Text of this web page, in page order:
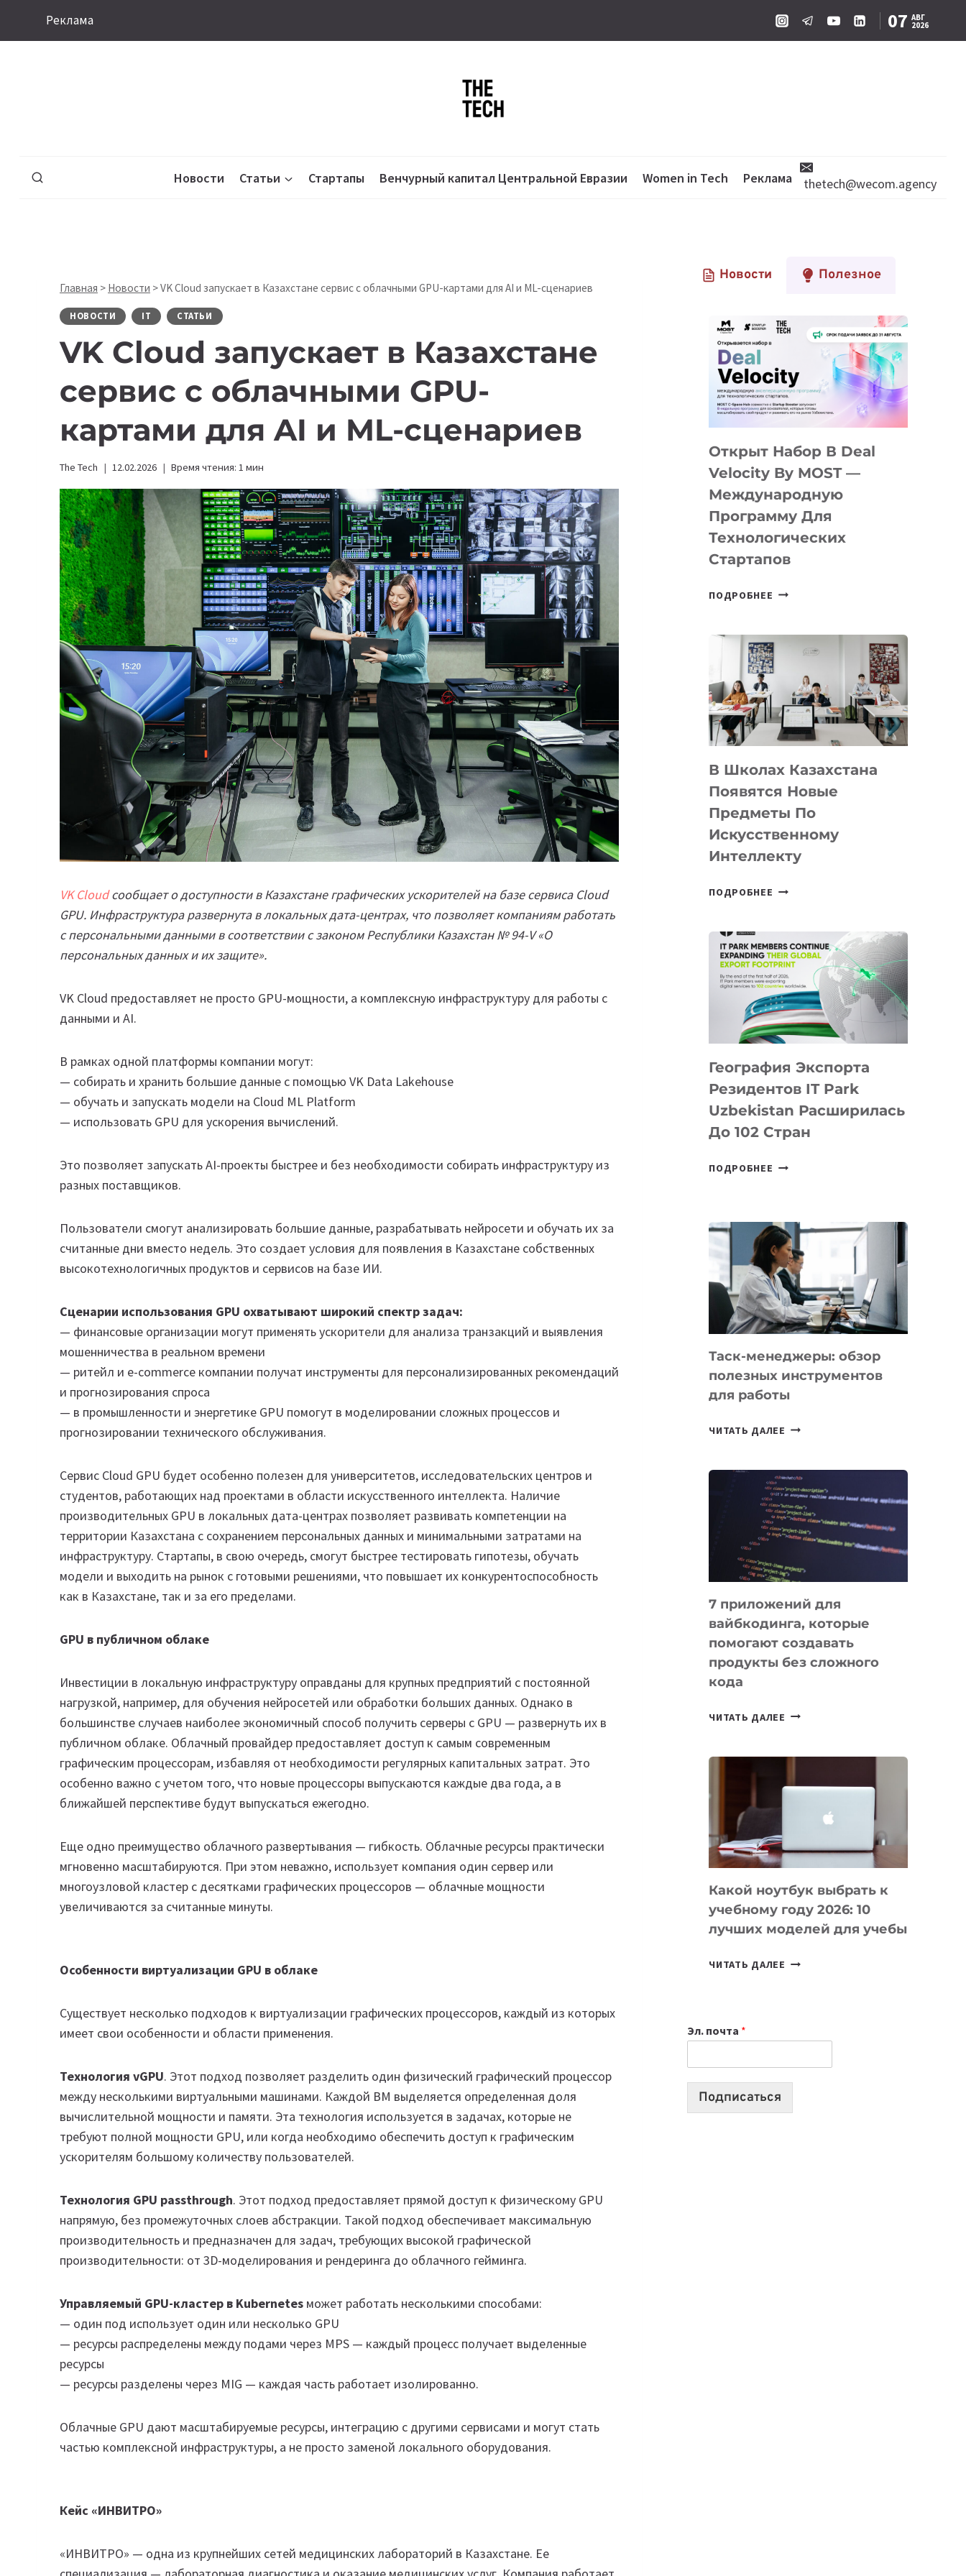
Реклама 07 АВГ
2026
Новости Статьи Стартапы Венчурный капитал Центральной Евразии Women in Tech Реклама thetech@wecom.agency
Главная > Новости >VK Cloud запускает в Казахстане сервис с облачными GPU-картами для AI и ML-сценариев
НОВОСТИ IT СТАТЬИ
VK Cloud запускает в Казахстане
сервис с облачными GPU-
картами для AI и ML-сценариев
The Tech 12.02.2026 Время чтения: 1 мин
VK Cloudсообщает о доступности в Казахстане графических ускорителей на базе сервиса Cloud
GPU. Инфраструктура развернута в локальных дата-центрах, что позволяет компаниям работать
с персональными данными в соответствии с законом Республики Казахстан № 94-V «О
персональных данных и их защите».
VK Cloud предоставляет не просто GPU-мощности, а комплексную инфраструктуру для работы с
данными и AI.
В рамках одной платформы компании могут:
— собирать и хранить большие данные с помощью VK Data Lakehouse
— обучать и запускать модели на Cloud ML Platform
— использовать GPU для ускорения вычислений.
Это позволяет запускать AI-проекты быстрее и без необходимости собирать инфраструктуру из
разных поставщиков.
Пользователи смогут анализировать большие данные, разрабатывать нейросети и обучать их за
считанные дни вместо недель. Это создает условия для появления в Казахстане собственных
высокотехнологичных продуктов и сервисов на базе ИИ.
Сценарии использования GPU охватывают широкий спектр задач:
— финансовые организации могут применять ускорители для анализа транзакций и выявления
мошенничества в реальном времени
— ритейл и e-commerce компании получат инструменты для персонализированных рекомендаций
и прогнозирования спроса
— в промышленности и энергетике GPU помогут в моделировании сложных процессов и
прогнозировании технического обслуживания.
Сервис Cloud GPU будет особенно полезен для университетов, исследовательских центров и
студентов, работающих над проектами в области искусственного интеллекта. Наличие
производительных GPU в локальных дата-центрах позволяет развивать компетенции на
территории Казахстана с сохранением персональных данных и минимальными затратами на
инфраструктуру. Стартапы, в свою очередь, смогут быстрее тестировать гипотезы, обучать
модели и выходить на рынок с готовыми решениями, что повышает их конкурентоспособность
как в Казахстане, так и за его пределами.
GPU в публичном облаке
Инвестиции в локальную инфраструктуру оправданы для крупных предприятий с постоянной
нагрузкой, например, для обучения нейросетей или обработки больших данных. Однако в
большинстве случаев наиболее экономичный способ получить серверы с GPU — развернуть их в
публичном облаке. Облачный провайдер предоставляет доступ к самым современным
графическим процессорам, избавляя от необходимости регулярных капитальных затрат. Это
особенно важно с учетом того, что новые процессоры выпускаются каждые два года, а в
ближайшей перспективе будут выпускаться ежегодно.
Еще одно преимущество облачного развертывания — гибкость. Облачные ресурсы практически
мгновенно масштабируются. При этом неважно, использует компания один сервер или
многоузловой кластер с десятками графических процессоров — облачные мощности
увеличиваются за считанные минуты.
Особенности виртуализации GPU в облаке
Существует несколько подходов к виртуализации графических процессоров, каждый из которых
имеет свои особенности и области применения.
Технология vGPU. Этот подход позволяет разделить один физический графический процессор
между несколькими виртуальными машинами. Каждой ВМ выделяется определенная доля
вычислительной мощности и памяти. Эта технология используется в задачах, которые не
требуют полной мощности GPU, или когда необходимо обеспечить доступ к графическим
ускорителям большому количеству пользователей.
Технология GPU passthrough. Этот подход предоставляет прямой доступ к физическому GPU
напрямую, без промежуточных слоев абстракции. Такой подход обеспечивает максимальную
производительность и предназначен для задач, требующих высокой графической
производительности: от 3D-моделирования и рендеринга до облачного гейминга.
Управляемый GPU-кластер в Kubernetes может работать несколькими способами:
— один под использует один или несколько GPU
— ресурсы распределены между подами через MPS — каждый процесс получает выделенные
ресурсы
— ресурсы разделены через MIG — каждая часть работает изолированно.
Облачные GPU дают масштабируемые ресурсы, интеграцию с другими сервисами и могут стать
частью комплексной инфраструктуры, а не просто заменой локального оборудования.
Кейс «ИНВИТРО»
«ИНВИТРО» — одна из крупнейших сетей медицинских лабораторий в Казахстане. Ее
Новости Полезное
Открыт Набор В Deal
Velocity By MOST —
Международную
Программу Для
Технологических
Стартапов
ПОДРОБНЕЕ ОТКРЫТ
DEAL
VELOCITY
MOST
—
МЕЖДУНАРОДНУЮ
ДЛЯ
ТЕХНОЛОГИЧЕСКИХ
СТАРТАПОВ
В Школах Казахстана
Появятся Новые
Предметы По
Искусственному
Интеллекту
ПОДРОБНЕЕ
ПОЯВЯТСЯ
НОВЫЕ
ПРЕДМЕТЫ
ПО
ИСКУССТВЕННОМУ
ИНТЕЛЛЕКТУ
География Экспорта
Резидентов IT Park
Uzbekistan Расширилась
До 102 Стран
ПОДРОБНЕЕ ГЕОГРАФИЯ
PARK
UZBEKISTAN
РАСШИРИЛАСЬ
ДО
102
СТРАН
Таск-менеджеры: обзор
полезных инструментов
для работы
ЧИТАТЬ ДАЛЕЕ ТАСК-
ПОЛЕЗНЫХ
ИНСТРУМЕНТОВ
ДЛЯ
РАБОТЫ
7 приложений для
вайбкодинга, которые
помогают создавать
продукты без сложного
кода
ЧИТАТЬ ДАЛЕЕ
КОТОРЫЕ
СОЗДАВАТЬ
БЕЗ
КОДА
Какой ноутбук выбрать к
учебному году 2026: 10
лучших моделей для учебы
ЧИТАТЬ ДАЛЕЕ КАКОЙ
2026:
10
Эл. почта *
Подписаться